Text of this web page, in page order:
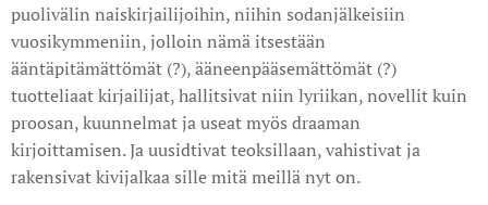
puolivälin naiskirjailijoihin, niihin sodanjälkeisiin
vuosikymmeniin, jolloin nämä itsestään
ääntäpitämättömät (?), ääneenpääsemättömät (?)
tuotteliaat kirjailijat, hallitsivat niin lyriikan, novellit kuin
proosan, kuunnelmat ja useat myös draaman
kirjoittamisen. Ja uusidtivat teoksillaan, vahistivat ja
rakensivat kivijalkaa sille mitä meillä nyt on.